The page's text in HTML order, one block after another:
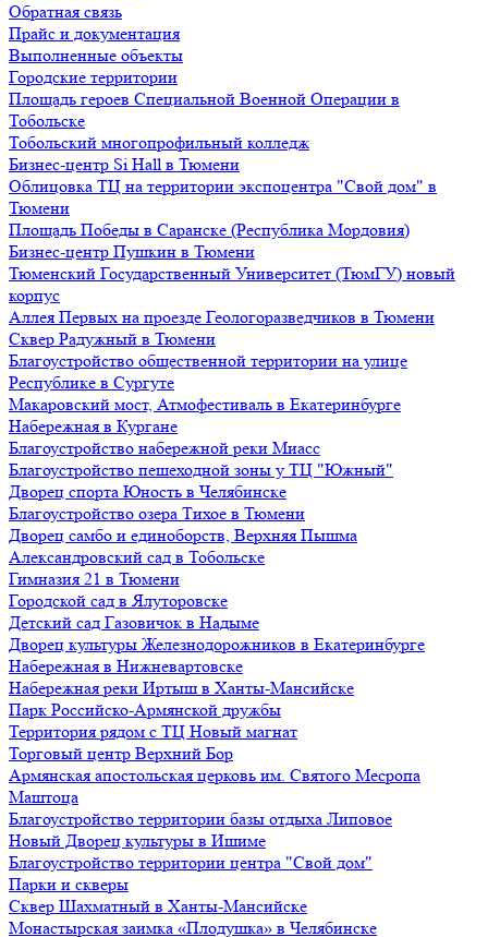
Обратная связь
Прайс и документация
Выполненные объекты
Городские территории
Площадь героев Специальной Военной Операции в
Тобольске
Тобольский многопрофильный колледж
Бизнес-центр Si Hall в Тюмени
Облицовка ТЦ на территории экспоцентра "Свой дом" в
Тюмени
Площадь Победы в Саранске (Республика Мордовия)
Бизнес-центр Пушкин в Тюмени
Тюменский Государственный Университет (ТюмГУ) новый
корпус
Аллея Первых на проезде Геологоразведчиков в Тюмени
Сквер Радужный в Тюмени
Благоустройство общественной территории на улице
Республике в Сургуте
Макаровский мост, Атмофестиваль в Екатеринбурге
Набережная в Кургане
Благоустройство набережной реки Миасс
Благоустройство пешеходной зоны у ТЦ "Южный"
Дворец спорта Юность в Челябинске
Благоустройство озера Тихое в Тюмени
Дворец самбо и единоборств, Верхняя Пышма
Александровский сад в Тобольске
Гимназия 21 в Тюмени
Городской сад в Ялуторовске
Детский сад Газовичок в Надыме
Дворец культуры Железнодорожников в Екатеринбурге
Набережная в Нижневартовске
Набережная реки Иртыш в Ханты-Мансийске
Парк Российско-Армянской дружбы
Территория рядом с ТЦ Новый магнат
Торговый центр Верхний Бор
Армянская апостольская церковь им. Святого Месропа
Маштоца
Благоустройство территории базы отдыха Липовое
Нoвый Двoрeц культуры в Ишимe
Благоустройство территории центра "Свой дом"
Парки и скверы
Сквер Шахматный в Ханты-Мансийске
Монастырская заимка «Плодушка» в Челябинске